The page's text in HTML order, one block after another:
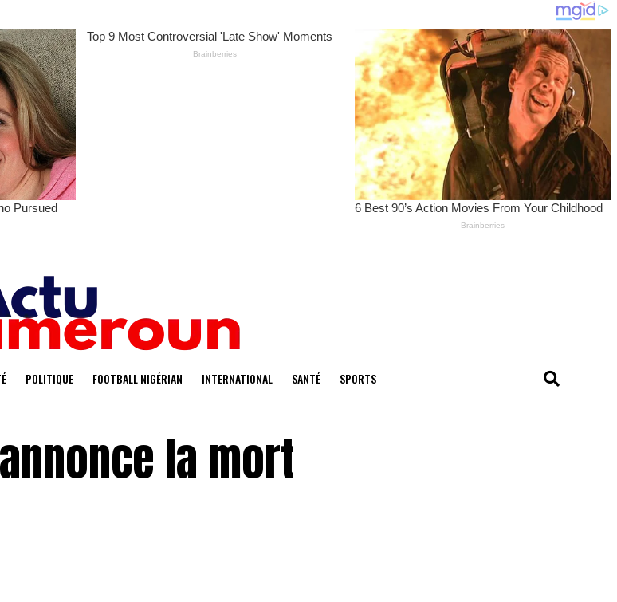
POLITIQUE FOOTBALL NIGÉRIAN INTERNATIONAL SANTÉ SPORTS
la mort